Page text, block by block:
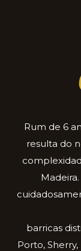
Rum de 6
resulta do
barricas
Porto,